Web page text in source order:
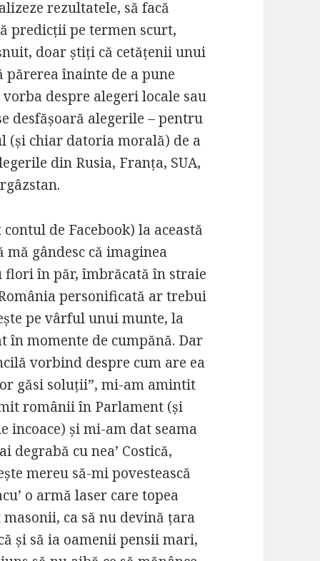
rezultatele, să facă
predicții pe termen scurt,
doar știți că cetățenii unui
părerea înainte de a pune
despre alegeri locale sau
desfășoară alegerile – pentru
(și chiar datoria morală) de a
din Rusia, Franța, SUA,
de Facebook) la această
gândesc că imaginea
flori în păr, îmbrăcată în straie
personificată ar trebui
pe vârful unui munte, la
în momente de cumpănă. Dar
vorbind despre cum are ea
găsi soluții”, mi-am amintit
românii în Parlament (și
incoace) și mi-am dat seama
degrabă cu nea’ Costică,
mereu să-mi povestească
o armă laser care topea
ca să nu devină țara
și să ia oamenii pensii mari,